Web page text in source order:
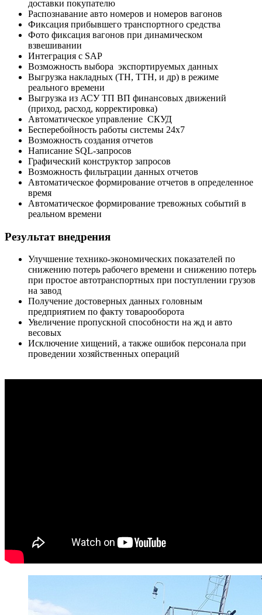
доставки покупателю
Распознавание авто номеров и номеров вагонов
Фиксация прибывшего транспортного средства
Фото фиксация вагонов при динамическом
взвешивании
Интеграция с SAP
Возможность выбора экспортируемых данных
Выгрузка накладных (ТН, ТТН, и др) в режиме
реального времени
Выгрузка из АСУ ТП ВП финансовых движений
(приход, расход, корректировка)
Автоматическое управление СКУД
Бесперебойность работы системы 24х7
Возможность создания отчетов
Написание SQL-запросов
Графический конструктор запросов
Возможность фильтрации данных отчетов
Автоматическое формирование отчетов в определенное
время
Автоматическое формирование тревожных событий в
реальном времени
Результат внедрения
Улучшение технико-экономических показателей по
снижению потерь рабочего времени и снижению потерь
при простое автотранспортных при поступлении грузов
на завод
Получение достоверных данных головным
предприятием по факту товарооборота
Увеличение пропускной способности на жд и авто
весовых
Исключение хищений, а также ошибок персонала при
проведении хозяйственных операций